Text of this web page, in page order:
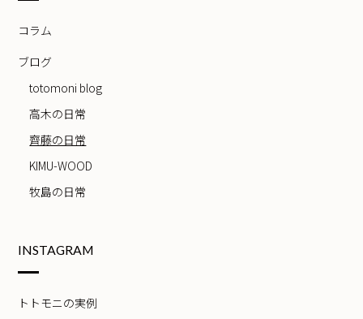
コラム
ブログ
totomoni blog
高木の日常
齊藤の日常
KIMU-WOOD
牧島の日常
INSTAGRAM
トトモニの実例